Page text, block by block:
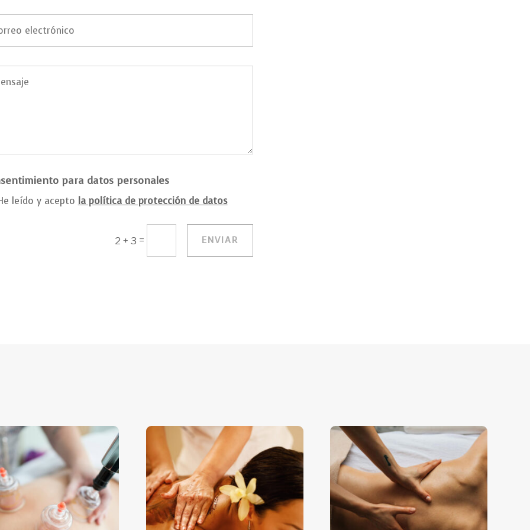
para datos personales
leído y acepto la política de protección de datos
2 + 3 = ENVIAR